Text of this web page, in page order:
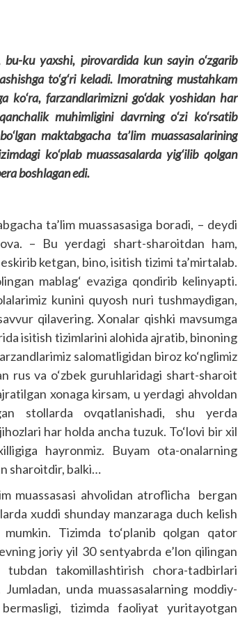
ku yaxshi, pirovardida kun sayin o‘zgarib
to‘g‘ri keladi. Imoratning mustahkam
ko‘ra, farzandlarimizni go‘dak yoshidan har
muhimligini davrning o‘zi ko‘rsatib
maktabgacha ta’lim muassasalarining
ko‘plab muassasalarda yig‘ilib qolgan
boshlagan edi.
ta’lim muassasasiga boradi, – deydi
– Bu yerdagi shart-sharoitdan ham,
ketgan, bino, isitish tizimi ta’mirtalab.
mablag‘ evaziga qondirib kelinyapti.
kunini quyosh nuri tushmaydigan,
qilavering. Xonalar qishki mavsumga
isitish tizimlarini alohida ajratib, binoning
salomatligidan biroz ko‘nglimiz
rus va o‘zbek guruhlaridagi shart-sharoit
xonaga kirsam, u yerdagi ahvoldan
stollarda ovqatlanishadi, shu yerda
har holda ancha tuzuk. To‘lovi bir xil
hayronmiz. Buyam ota-onalarning
sharoitdir, balki…
muassasasi ahvolidan atroflicha bergan
xuddi shunday manzaraga duch kelish
Tizimda to‘planib qolgan qator
joriy yil 30 sentyabrda e’lon qilingan
takomillashtirish chora-tadbirlari
unda muassasalarning moddiy-
tizimda faoliyat yuritayotgan